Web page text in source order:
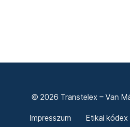
© 2026 Transtelex – Van
Impresszum Etikai kódex